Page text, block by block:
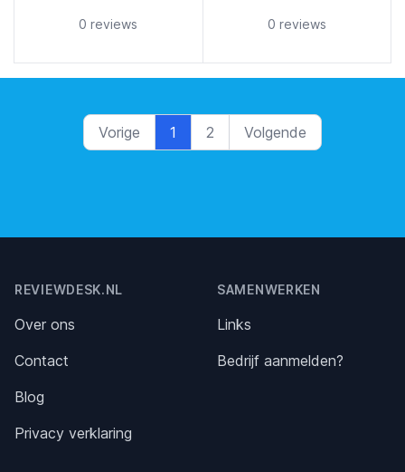
5 out of 5 stars
0 reviews 5 out of 5 stars
0 reviews
Vorige 1 2 Volgende
REVIEWDESK.NL
Over ons
Contact
Blog
Privacy verklaring
SAMENWERKEN
Links
Bedrijf aanmelden?